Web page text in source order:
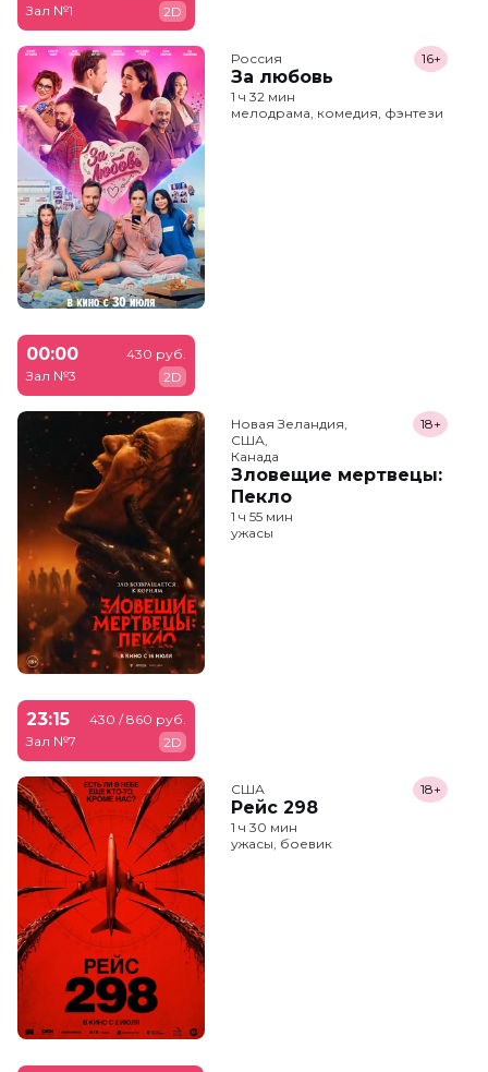
Зал №1
2D
Россия
За любовь
16+
1 ч 32 мин
мелодрама, комедия, фэнтези
00:00
Зал №3
430 руб.
2D
Новая Зеландия,
США,
Канада
Зловещие мертвецы:
Пекло
18+
1 ч 55 мин
ужасы
23:15
Зал №7
430 / 860 руб.
2D
США
Рейс 298
18+
1 ч 30 мин
ужасы, боевик